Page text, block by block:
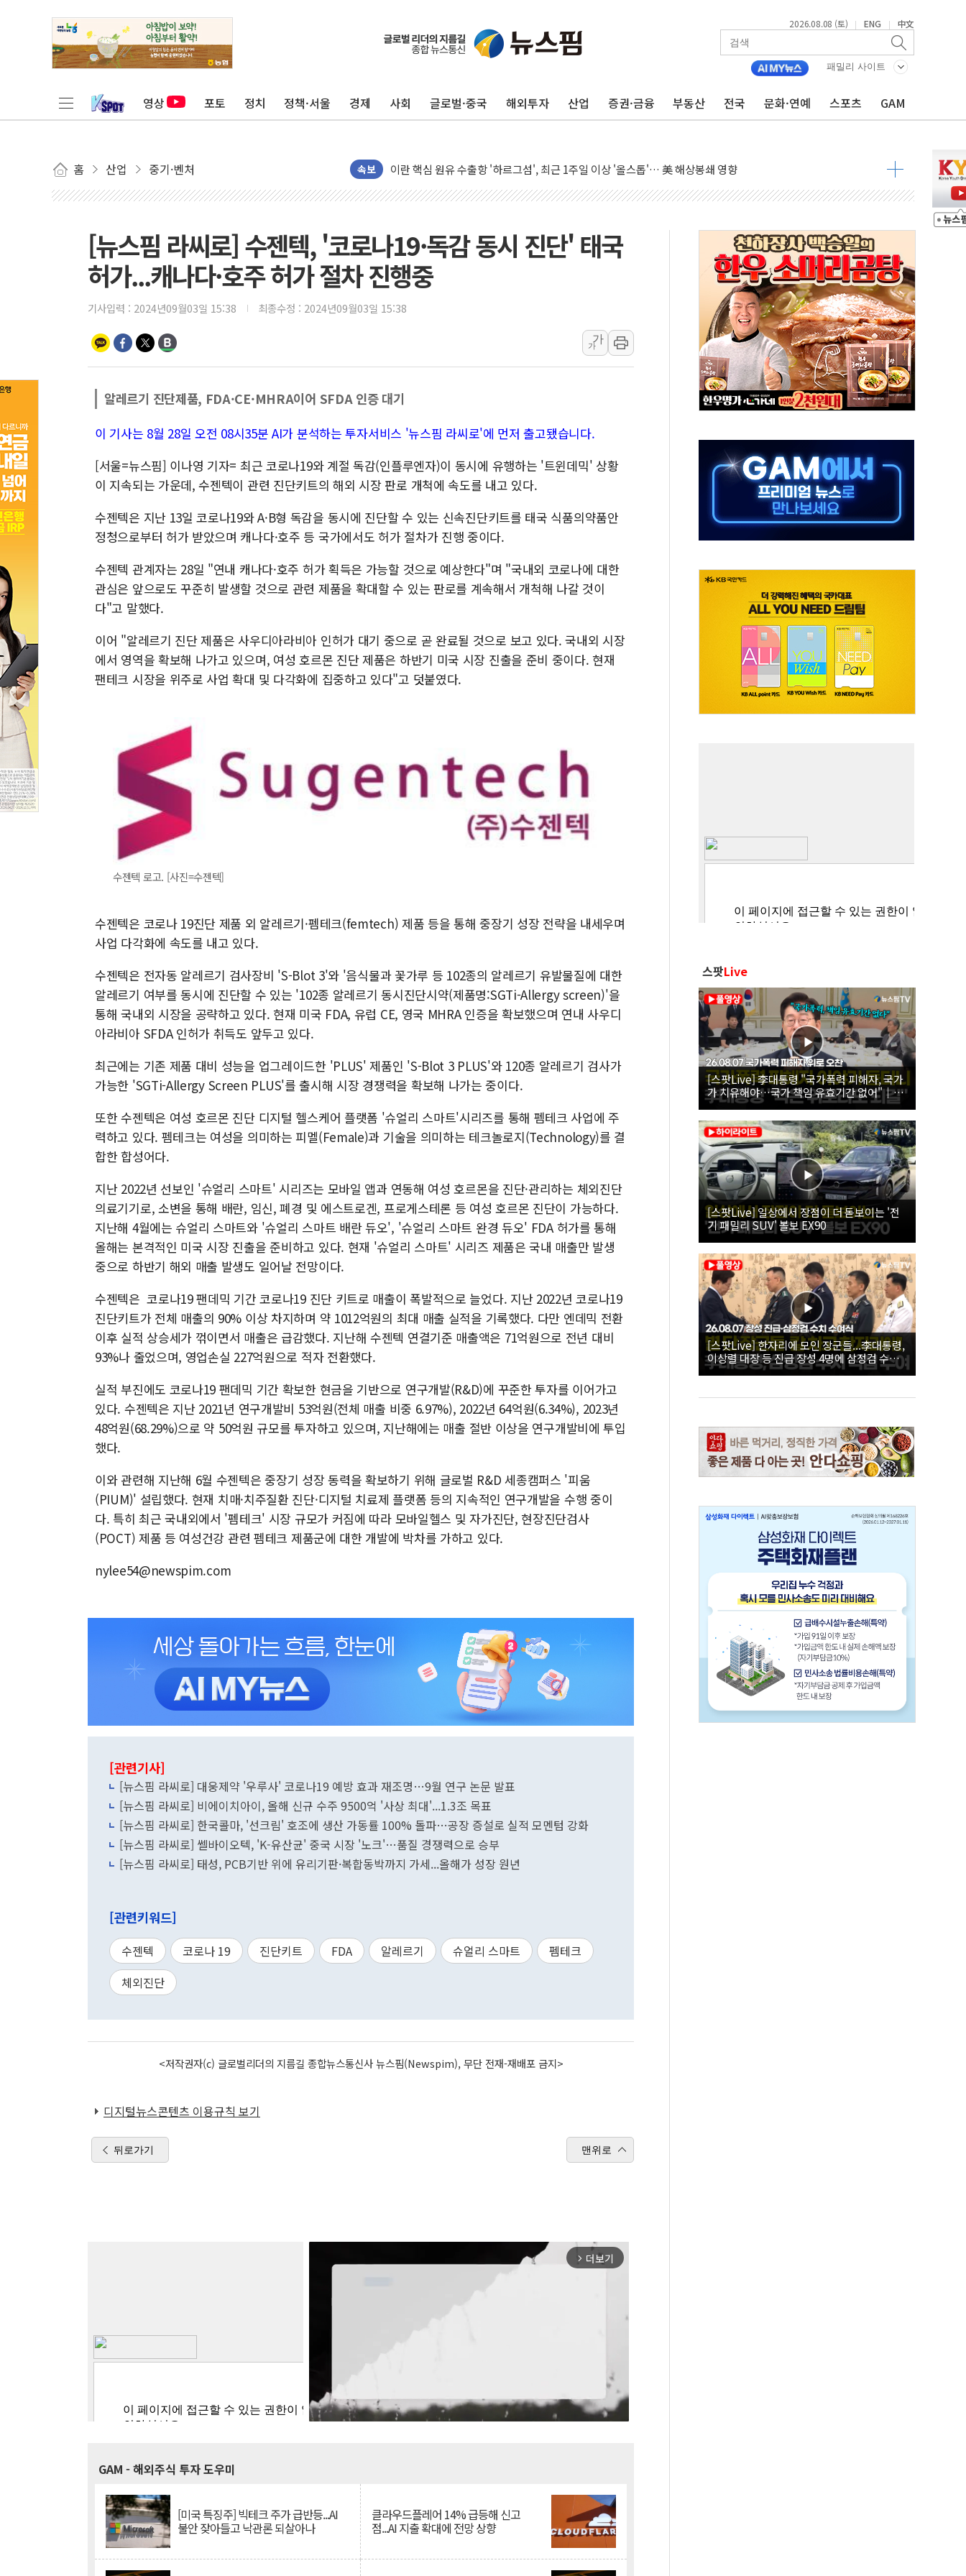
2026.08.08 (토) | ENG | 中文
패밀리 사이트
영상 포토 정치 정책·서울 경제 사회 글로벌·중국 해외투자 산업 증권·금융 부동산 전국 문화·연예 스포츠 GAM
홈 산업 중기·벤처 속보
유럽증시, 美 고용 예상 밖 부진에 연준 금리 인상 가능성 낮아지며 상승… STOXX 600 지수는 나흘 연속 최고치
미 연준 매파 기세 꺾이나…고용 감소에 9월 동결 전망 우세
트럼프, 백신·자폐증 행정명령 검토…"이르면 다음 주"
美 항소법원, 백악관 무도회장 공사 중단 명령…트럼프 제동
美 고용 쇼크에 엔화 장중 급등…시장은 "또 개입했나" 촉각
[AI MY 뉴스] 뉴욕 반도체주 프리뷰...美 고용 쇼크에 반도체주 '활짝'
[종합] 美 7월 고용 2만3000명 감소 '쇼크'…9월 금리 인상 기대 후퇴
[사진] 이슬람 수니파 3개국, 공동방위협정 체결
뉴욕증시 개장 전 특징주...아틀라시안·클라우드플레어·태양광주↑ VS 트레이드데스크·웬디스↓
특정 정치인 측근 포항시 정책특보 내정설...포항시 '시끌'
李 "해남 태양광, 대한민국 다음 100년 밑거름…수도권 집중 완화 전환점"
李 대통령, '6시간 마라톤 부동산 2차 회의' 주재… "전폭적 공급 확대·속도전 총력"
트럼프, 中 겨냥 폴리실리콘 관세 15% 부과…美 태양광주 급등
[사진] 빈살만과 에르도안의 만남
[뉴스핌 라씨로] 수젠텍, '코로나19·독감 동시 진단' 태국
허가...캐나다·호주 허가 절차 진행중
기사입력 : 2024년09월03일 15:38 최종수정 : 2024년09월03일 15:38
가
가
알레르기 진단제품, FDA·CE·MHRA이어 SFDA 인증 대기
이 기사는 8월 28일 오전 08시35분 AI가 분석하는 투자서비스 '뉴스핌 라씨로'에 먼저 출고됐습니다.
[서울=뉴스핌] 이나영 기자= 최근 코로나19와 계절 독감(인플루엔자)이 동시에 유행하는 '트윈데믹' 상황
이 지속되는 가운데, 수젠텍이 관련 진단키트의 해외 시장 판로 개척에 속도를 내고 있다.
수젠텍은 지난 13일 코로나19와 A·B형 독감을 동시에 진단할 수 있는 신속진단키트를 태국 식품의약품안
정청으로부터 허가 받았으며 캐나다·호주 등 국가에서도 허가 절차가 진행 중이다.
수젠텍 관계자는 28일 "연내 캐나다·호주 허가 획득은 가능할 것으로 예상한다"며 "국내외 코로나에 대한
관심은 앞으로도 꾸준히 발생할 것으로 관련 제품을 확대할 수 있는 판로를 계속해서 개척해 나갈 것이
다"고 말했다.
이어 "알레르기 진단 제품은 사우디아라비아 인허가 대기 중으로 곧 완료될 것으로 보고 있다. 국내외 시장
에서 영역을 확보해 나가고 있으며, 여성 호르몬 진단 제품은 하반기 미국 시장 진출을 준비 중이다. 현재
팬테크 시장을 위주로 사업 확대 및 다각화에 집중하고 있다"고 덧붙였다.
수젠텍 로고. [사진=수젠텍]
수젠텍은 코로나 19진단 제품 외 알레르기·펨테크(femtech) 제품 등을 통해 중장기 성장 전략을 내세우며
사업 다각화에 속도를 내고 있다.
수젠텍은 전자동 알레르기 검사장비 'S-Blot 3'와 '음식물과 꽃가루 등 102종의 알레르기 유발물질에 대한
알레르기 여부를 동시에 진단할 수 있는 '102종 알레르기 동시진단시약(제품명:SGTi-Allergy screen)'을
통해 국내외 시장을 공략하고 있다. 현재 미국 FDA, 유럽 CE, 영국 MHRA 인증을 확보했으며 연내 사우디
아라비아 SFDA 인허가 취득도 앞두고 있다.
최근에는 기존 제품 대비 성능을 업그레이드한 'PLUS' 제품인 'S-Blot 3 PLUS'와 120종 알레르기 검사가
가능한 'SGTi-Allergy Screen PLUS'를 출시해 시장 경쟁력을 확보해 나가는 중이다.
또한 수젠텍은 여성 호르몬 진단 디지털 헬스케어 플랫폼 '슈얼리 스마트'시리즈를 통해 펨테크 사업에 주
력하고 있다. 펨테크는 여성을 의미하는 피멜(Female)과 기술을 의미하는 테크놀로지(Technology)를 결
합한 합성어다.
지난 2022년 선보인 '슈얼리 스마트' 시리즈는 모바일 앱과 연동해 여성 호르몬을 진단·관리하는 체외진단
의료기기로, 소변을 통해 배란, 임신, 폐경 및 에스트로겐, 프로게스테론 등 여성 호르몬 진단이 가능하다.
지난해 4월에는 슈얼리 스마트와 '슈얼리 스마트 배란 듀오', '슈얼리 스마트 완경 듀오' FDA 허가를 통해
올해는 본격적인 미국 시장 진출을 준비하고 있다. 현재 '슈얼리 스마트' 시리즈 제품은 국내 매출만 발생
중으로 하반기 해외 매출 발생도 일어날 전망이다.
수젠텍은 코로나19 팬데믹 기간 코로나19 진단 키트로 매출이 폭발적으로 늘었다. 지난 2022년 코로나19
진단키트가 전체 매출의 90% 이상 차지하며 약 1012억원의 최대 매출 실적을 기록했다. 다만 엔데믹 전환
이후 실적 상승세가 꺾이면서 매출은 급감했다. 지난해 수젠텍 연결기준 매출액은 71억원으로 전년 대비
93%나 줄었으며, 영업손실 227억원으로 적자 전환했다.
실적 부진에도 코로나19 팬데믹 기간 확보한 현금을 기반으로 연구개발(R&D)에 꾸준한 투자를 이어가고
있다. 수젠텍은 지난 2021년 연구개발비 53억원(전체 매출 비중 6.97%), 2022년 64억원(6.34%), 2023년
48억원(68.29%)으로 약 50억원 규모를 투자하고 있으며, 지난해에는 매출 절반 이상을 연구개발비에 투입
했다.
이와 관련해 지난해 6월 수젠텍은 중장기 성장 동력을 확보하기 위해 글로벌 R&D 세종캠퍼스 '피움
(PIUM)' 설립했다. 현재 치매·치주질환 진단·디지털 치료제 플랫폼 등의 지속적인 연구개발을 수행 중이
다. 특히 최근 국내외에서 '펨테크' 시장 규모가 커짐에 따라 모바일헬스 및 자가진단, 현장진단검사
(POCT) 제품 등 여성건강 관련 펨테크 제품군에 대한 개발에 박차를 가하고 있다.
nylee54@newspim.com
[관련기사]
[뉴스핌 라씨로] 대웅제약 '우루사' 코로나19 예방 효과 재조명…9월 연구 논문 발표
[뉴스핌 라씨로] 비에이치아이, 올해 신규 수주 9500억 '사상 최대'...1.3조 목표
[뉴스핌 라씨로] 한국콜마, '선크림' 호조에 생산 가동률 100% 돌파…공장 증설로 실적 모멘텀 강화
[뉴스핌 라씨로] 쎌바이오텍, 'K-유산균' 중국 시장 '노크'…품질 경쟁력으로 승부
[뉴스핌 라씨로] 태성, PCB기반 위에 유리기판·복합동박까지 가세...올해가 성장 원년
[관련키워드]
수젠텍 코로나 19 진단키트 FDA 알레르기 슈얼리 스마트
펨테크
체외진단
<저작권자(c) 글로벌리더의 지름길 종합뉴스통신사 뉴스핌(Newspim), 무단 전재-재배포 금지>
디지털뉴스콘텐츠 이용규칙 보기
뒤로가기 맨위로
arrow_forward_ios 더보기
GAM - 해외주식 투자 도우미
[미국 특징주] 빅테크 주가 급반등...AI
불안 잦아들고 낙관론 되살아나
클라우드플레어 14% 급등해 신고
점...AI 지출 확대에 전망 상향
스팟Live
[스팟Live] 李대통령 "국가폭력 피해자, 국가
가 치유해야…국가 책임 유효기간 없어"｜
26.08.07 국가폭력 피해자 위로 오찬
[스팟Live] 일상에서 장점이 더 돋보이는 '전
기 패밀리 SUV' 볼보 EX90
[스팟Live] 한자리에 모인 장군들...李대통령,
이상렬 대장 등 진급 장성 4명에 삼정검 수치
직접 수여｜26.08.07 장성 진급·삼정검 수치